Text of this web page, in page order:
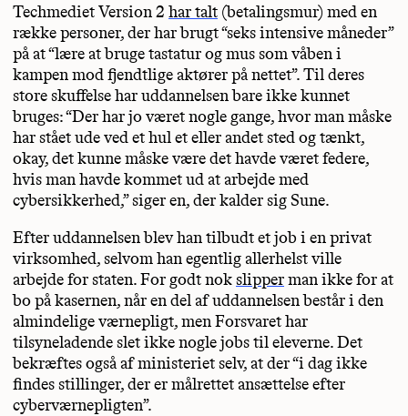
Techmediet Version 2 har talt (betalingsmur) med en
række personer, der har brugt “seks intensive måneder”
på at “lære at bruge tastatur og mus som våben i
kampen mod fjendtlige aktører på nettet”. Til deres
store skuffelse har uddannelsen bare ikke kunnet
bruges: “Der har jo været nogle gange, hvor man måske
har stået ude ved et hul et eller andet sted og tænkt,
okay, det kunne måske være det havde været federe,
hvis man havde kommet ud at arbejde med
cybersikkerhed,” siger en, der kalder sig Sune.
Efter uddannelsen blev han tilbudt et job i en privat
virksomhed, selvom han egentlig allerhelst ville
arbejde for staten. For godt nokslipperman ikke for at
bo på kasernen, når en del af uddannelsen består i den
almindelige værnepligt, men Forsvaret har
tilsyneladende slet ikke nogle jobs til eleverne. Det
bekræftes også af ministeriet selv, at der “i dag ikke
findes stillinger, der er målrettet ansættelse efter
cyberværnepligten”.